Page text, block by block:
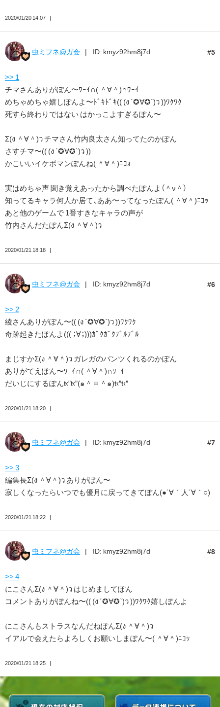
2020/01/20 14:07
5
虫ミフネ@ガ会 ID: kmyz92hm8j7d
>> 1
チマさんありがぽん〜ﾜｰｲ∩( ＾∀＾)∩ﾜｰｲ
めちゃめちゃ嬉しぽんよ〜ﾄﾞｷﾄﾞｷ(( (ง ´✪∀✪`)ว ))ﾜｸﾜｸ
死すら終わりではない はかっこよすぎるぽん〜
Σ(ง ＾∀＾)ว チマさん竹内良太さん知ってたのかぽん
さすチマ〜(( (ง ´✪∀✪`)ว ))
かこいいイケボマンぽんね( ＾∀＾)ﾆｺｫ
実はめちゃ声 聞き覚えあったから調べたぽんよ（＾ν＾）
知ってるキャラ何人か居て、ああ〜ってなったぽん( ＾∀＾)ﾆｺｯ
あと他のゲームで 1番すきなキャラの声が
竹内さんだたぽんΣ(ง ＾∀＾)ว
2020/01/21 18:18
6
虫ミフネ@ガ会 ID: kmyz92hm8j7d
>> 2
綾さんありがぽん〜(( (ง ´✪∀✪`)ว ))ﾜｸﾜｸ
奇跡起きたぽんよ((( ；∀；)))ｶﾞｸｶﾞｸﾌﾞﾙﾌﾞﾙ
まじすかΣ(ง ＾∀＾)ว ガレガのパンツくれるのかぽん
ありがてえぽん〜ﾜｰｲ∩( ＾∀＾)∩ﾜｰｲ
だいじにするぽんŧ‹”ŧ‹”(๑＾ㅂ＾๑)ŧ‹”ŧ‹”
2020/01/21 18:20
7
虫ミフネ@ガ会 ID: kmyz92hm8j7d
>> 3
編集長Σ(ง ＾∀＾)ว ありがぽん〜
寂しくなったらいつでも優月に戻ってきてぽん(●´∀｀人´∀｀○)
2020/01/21 18:22
8
虫ミフネ@ガ会 ID: kmyz92hm8j7d
>> 4
にこさんΣ(ง ＾∀＾)ว はじめましてぽん
コメントありがぽんね〜(( (ง ´✪∀✪`)ว ))ﾜｸﾜｸ嬉しぽんよ
にこさんもストラスなんだねぽんΣ(ง ＾∀＾)ว
イアルで会えたらよろしくお願いしまぽん〜( ＾∀＾)ﾆｺｯ
2020/01/21 18:25